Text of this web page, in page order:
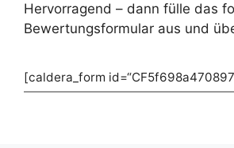
Hervorragend – dann fülle das
Bewertungsformular aus und
[caldera_form